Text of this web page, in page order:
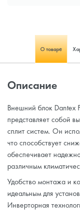
О товаре
Описание
Внешний блок Dantex
представляет собой
сплит систем. Он
что способствует
обеспечивает
различным
Удобство монтажа и
идеальным для
Инверторная